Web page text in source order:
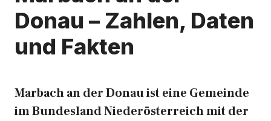
Donau – Zahlen, Daten
und Fakten
Marbach an der Donau ist eine Gemeinde
im Bundesland Niederösterreich mit der